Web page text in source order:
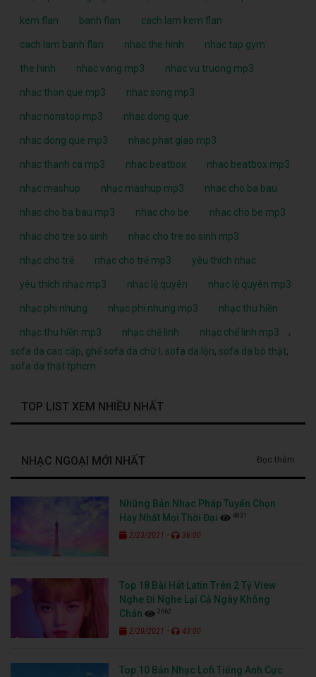
kem flan banh flan cach lam kem flan
cach lam banh flan nhac the hinh nhac tap gym
the hinh nhac vang mp3 nhac vu truong mp3
nhac thon que mp3 nhac song mp3
nhac nonstop mp3 nhac dong que
nhac dong que mp3 nhac phat giao mp3
nhac thanh ca mp3 nhac beatbox nhac beatbox mp3
nhạc mashup nhạc mashup mp3 nhac cho ba bau
nhac cho ba bau mp3 nhac cho be nhac cho be mp3
nhac cho tre so sinh nhac cho tre so sinh mp3
nhạc cho trẻ nhạc cho trẻ mp3 yêu thích nhạc
yêu thích nhạc mp3 nhạc lệ quyên nhạc lệ quyên mp3
nhạc phi nhung nhạc phi nhung mp3 nhạc thu hiền
nhạc thu hiền mp3 nhạc chế linh nhạc chế linh mp3
,
sofa da cao cấp, ghế sofa da chữ l , sofa da lộn, sofa da bò thật,
sofa da thật tphcm
TOP LIST XEM NHIỀU NHẤT
NHẠC NGOẠI MỚI NHẤT Đọc thêm
Những Bản Nhạc Pháp Tuyển Chọn
Hay Nhất Mọi Thời Đại
4831
2/23/2021 - 36:00
Top 18 Bài Hát Latin Trên 2 Tỷ View
Nghe Đi Nghe Lại Cả Ngày Không
Chán
3662
2/20/2021 - 43:00
Top 10 Bản Nhạc Lofi Tiếng Anh Cực